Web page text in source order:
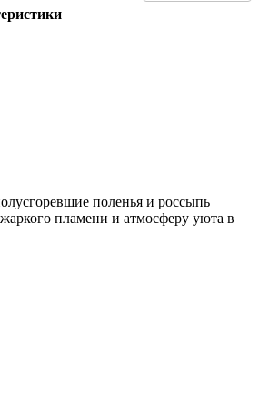
поленья и россыпь
пламени и атмосферу уюта в